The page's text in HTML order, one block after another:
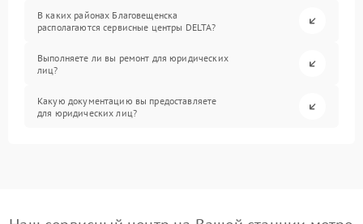
В каких районах Благовещенска
располагаются сервисные центры DELTA?
Выполняете ли вы ремонт для юридических
лиц?
Какую документацию вы предоставляете
для юридических лиц?